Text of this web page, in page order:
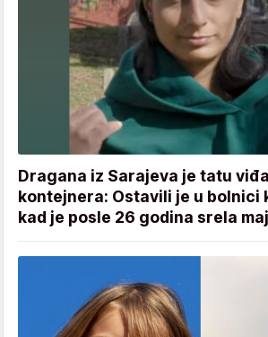
Dragana iz Sarajeva je tatu
kontejnera: Ostavili je u bolnici
kad je posle 26 godina srela